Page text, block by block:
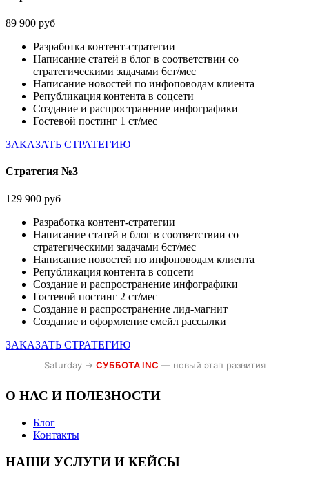
89 900 руб
Разработка контент-стратегии
Написание статей в блог в соответствии со
стратегическими задачами 6ст/мес
Написание новостей по инфоповодам клиента
Републикация контента в соцсети
Создание и распространение инфографики
Гостевой постинг 1 ст/мес
ЗАКАЗАТЬ СТРАТЕГИЮ
Стратегия №3
129 900 руб
Разработка контент-стратегии
Написание статей в блог в соответствии со
стратегическими задачами 6ст/мес
Написание новостей по инфоповодам клиента
Републикация контента в соцсети
Создание и распространение инфографики
Гостевой постинг 2 ст/мес
Создание и распространение лид-магнит
Создание и оформление емейл рассылки
ЗАКАЗАТЬ СТРАТЕГИЮ
Saturday → СУББОТА INC — новый этап развития
О НАС И ПОЛЕЗНОСТИ
Блог
Контакты
НАШИ УСЛУГИ И КЕЙСЫ